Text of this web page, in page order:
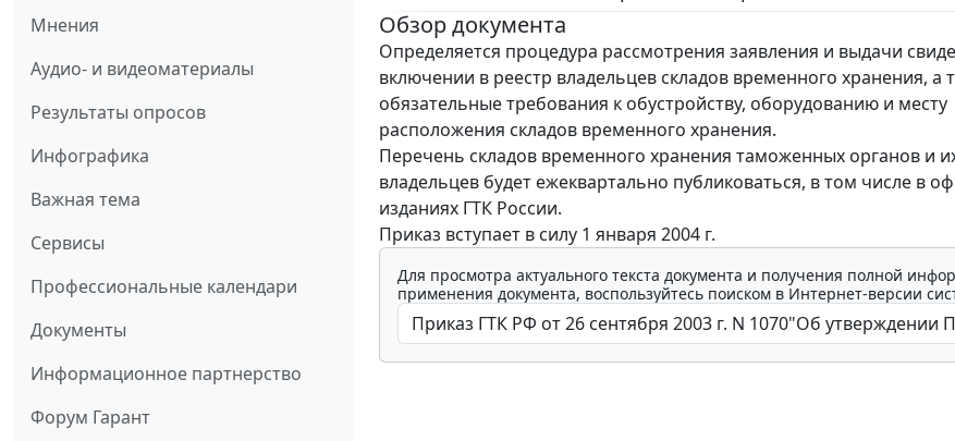
Мнения
Аудио- и видеоматериалы
Результаты опросов
Инфографика
Важная тема
Сервисы
Профессиональные календари
Документы
Информационное партнерство
Форум Гарант
Обзор документа
Определяется процедура рассмотрения заявления и выдачи
включении в реестр владельцев складов временного хранения, а
обязательные требования к обустройству, оборудованию и месту
расположения складов временного хранения.
Перечень складов временного хранения таможенных органов и
владельцев будет ежеквартально публиковаться, в том числе в
изданиях ГТК России.
Приказ вступает в силу 1 января 2004 г.
Для просмотра актуального текста документа и получения полной
применения документа, воспользуйтесь поиском в Интернет-версии